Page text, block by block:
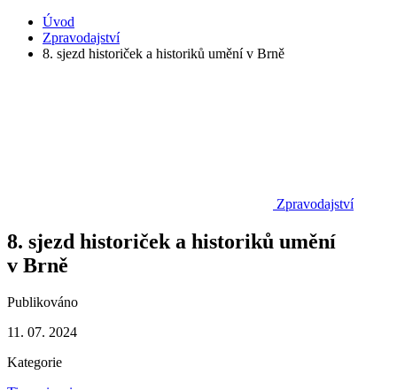
Úvod
Zpravodajství
8. sjezd historiček a historiků umění v Brně
Zpravodajství
8. sjezd historiček a historiků umění
v Brně
Publikováno
11. 07. 2024
Kategorie